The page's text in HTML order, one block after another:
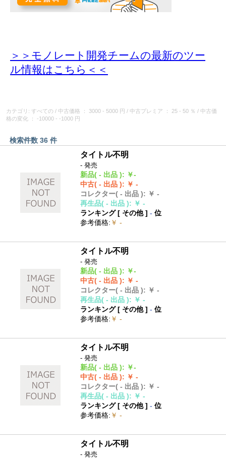
＞＞モノレート開発チームの最新のツー
ル情報はこちら＜＜
カテゴリ: すべての / 中古価格 ： 3000 - 5000 円 / 中古プレミア ： 25 - 50 ％ / 中古価
格の変化
： -10000 - -1000 円
検索件数 36 件
タイトル不明
- 発売
新品( - 出品 ): ￥-
中古( - 出品 ): ￥ -
コレクター( - 出品 ): ￥ -
再生品( - 出品 ): ￥ -
ランキング [ その他]- 位
参考価格: ￥ -
タイトル不明
- 発売
新品( - 出品 ): ￥-
中古( - 出品 ): ￥ -
コレクター( - 出品 ): ￥ -
再生品( - 出品 ): ￥ -
ランキング [ その他]- 位
参考価格: ￥ -
タイトル不明
- 発売
新品( - 出品 ): ￥-
中古( - 出品 ): ￥ -
コレクター( - 出品 ): ￥ -
再生品( - 出品 ): ￥ -
ランキング [ その他]- 位
参考価格: ￥ -
タイトル不明
- 発売